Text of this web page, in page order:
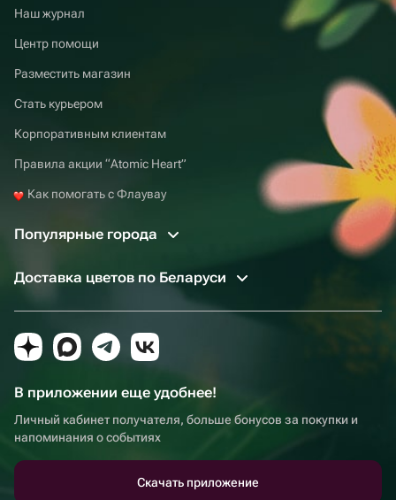
Наш журнал
Центр помощи
Разместить магазин
Стать курьером
Корпоративным клиентам
Правила акции “Atomic Heart”
Как помогать с Флаувау
Популярные города
Доставка цветов по Беларуси
В приложении еще удобнее!
Личный кабинет получателя, больше бонусов за покупки и
напоминания о событиях
Скачать приложение